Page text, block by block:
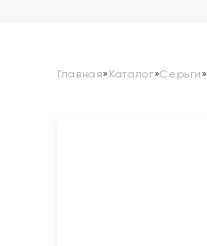
Главная» Каталог»Серьги »